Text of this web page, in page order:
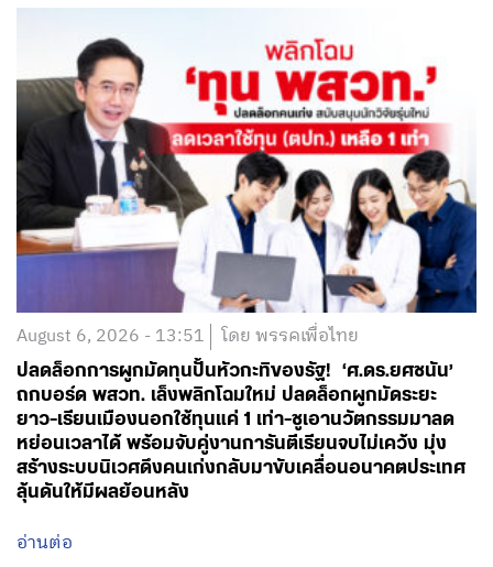
August 6, 2026 - 13:51 โดย พรรคเพื่อไทย
ปลดล็อกการผูกมัดทุนปั้นหัวกะทิของรัฐ! ‘ศ.ดร.ยศชนัน’
ถกบอร์ด พสวท. เล็งพลิกโฉมใหม่ ปลดล็อกผูกมัดระยะ
ยาว-เรียนเมืองนอกใช้ทุนแค่ 1 เท่า-ชูเอานวัตกรรมมาลด
หย่อนเวลาได้ พร้อมจับคู่งานการันตีเรียนจบไม่เคว้ง มุ่ง
สร้างระบบนิเวศดึงคนเก่งกลับมาขับเคลื่อนอนาคตประเทศ
ลุ้นดันให้มีผลย้อนหลัง
อ่านต่อ